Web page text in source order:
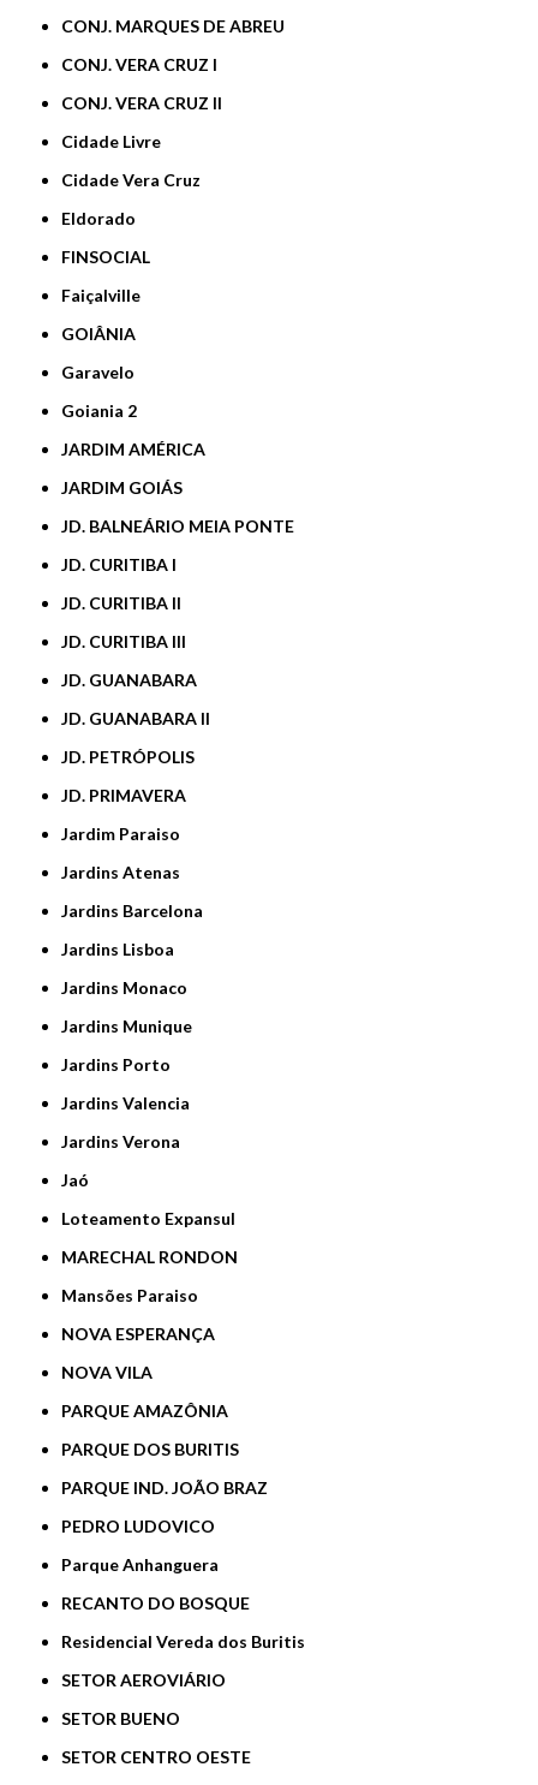
CONJ. MARQUES DE ABREU
CONJ. VERA CRUZ I
CONJ. VERA CRUZ II
Cidade Livre
Cidade Vera Cruz
Eldorado
FINSOCIAL
Faiçalville
GOIÂNIA
Garavelo
Goiania 2
JARDIM AMÉRICA
JARDIM GOIÁS
JD. BALNEÁRIO MEIA PONTE
JD. CURITIBA I
JD. CURITIBA II
JD. CURITIBA III
JD. GUANABARA
JD. GUANABARA II
JD. PETRÓPOLIS
JD. PRIMAVERA
Jardim Paraiso
Jardins Atenas
Jardins Barcelona
Jardins Lisboa
Jardins Monaco
Jardins Munique
Jardins Porto
Jardins Valencia
Jardins Verona
Jaó
Loteamento Expansul
MARECHAL RONDON
Mansões Paraiso
NOVA ESPERANÇA
NOVA VILA
PARQUE AMAZÔNIA
PARQUE DOS BURITIS
PARQUE IND. JOÃO BRAZ
PEDRO LUDOVICO
Parque Anhanguera
RECANTO DO BOSQUE
Residencial Vereda dos Buritis
SETOR AEROVIÁRIO
SETOR BUENO
SETOR CENTRO OESTE